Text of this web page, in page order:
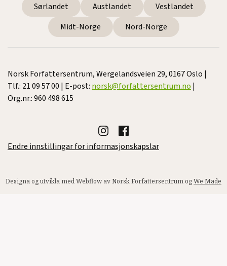
Sørlandet Austlandet
Vestlandet
Midt-Norge
Nord-Norge
Norsk Forfattersentrum, Wergelandsveien 29, 0167 Oslo |
Tlf.: 21 09 57 00 | E-post: norsk@forfattersentrum.no |
Org.nr.: 960 498 615
Endre innstillingar for informasjonskapslar
Designa og utvikla med Webflow av Norsk Forfattersentrum ogWe Made